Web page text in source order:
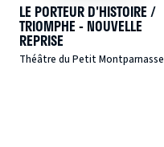
LE PORTEUR D'HISTOIRE /
TRIOMPHE - NOUVELLE
REPRISE
Théâtre du Petit Montparnasse